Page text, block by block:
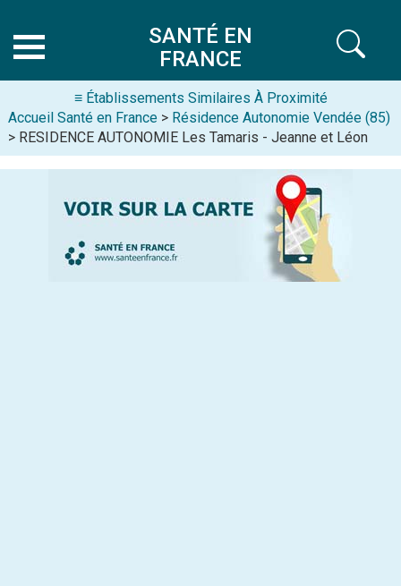
SANTÉ EN
FRANCE
≡ Établissements Similaires À Proximité
Accueil Santé en France > Résidence Autonomie Vendée (85)
> RESIDENCE AUTONOMIE Les Tamaris - Jeanne et Léon